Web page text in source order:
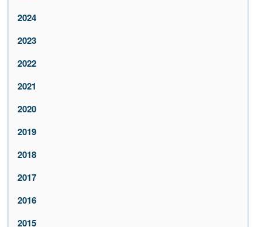
2024
2023
2022
2021
2020
2019
2018
2017
2016
2015